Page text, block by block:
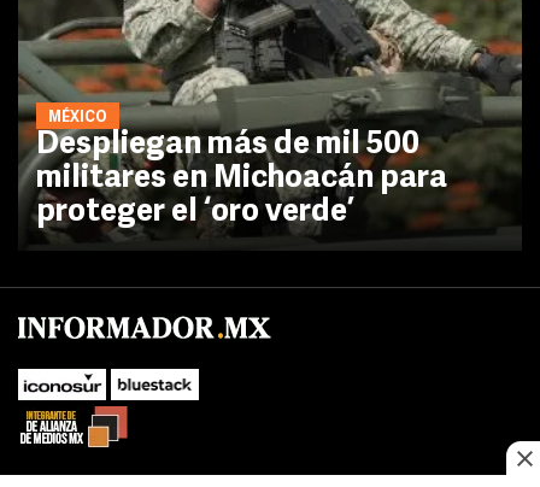
MÉXICO
Despliegan más de mil 500
militares en Michoacán para
proteger el ‘oro verde’